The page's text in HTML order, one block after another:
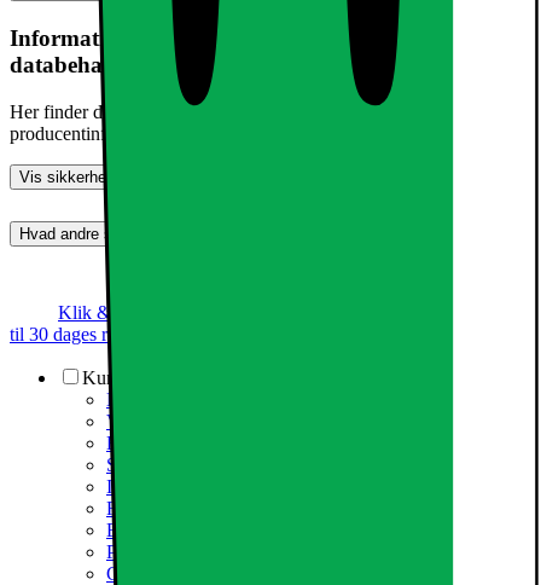
Information om produktsikkerhed og
databehandling
Her finder du information om generel produktsikkerhed og
producentinformation
Vis sikkerhedsoplysninger
Hvad andre synes (0)
Klik & Hent
til 30 dages returret
Kundeservice
Kundeservice
Varehuse / åbningstider
Elgigantens kundefordele
Services
Information om spam/phishing-emails og SMS
Fortrydelsesret
Elgigantens privatlivspolitik
Partner
Cookiepolitik